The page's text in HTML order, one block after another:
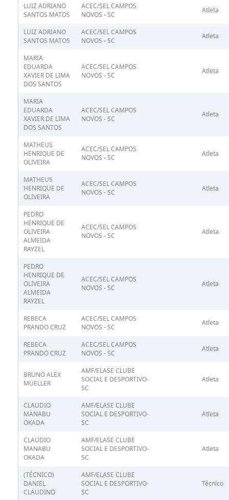
LUIZ ADRIANO
SANTOS MATOS
ACEC/SEL CAMPOS
NOVOS - SC
Atleta
LUIZ ADRIANO
SANTOS MATOS
ACEC/SEL CAMPOS
NOVOS - SC
Atleta
MARIA
EDUARDA
XAVIER DE LIMA
DOS SANTOS
ACEC/SEL CAMPOS
NOVOS - SC
Atleta
MARIA
EDUARDA
XAVIER DE LIMA
DOS SANTOS
ACEC/SEL CAMPOS
NOVOS - SC
Atleta
MATHEUS
HENRIQUE DE
OLIVEIRA
ACEC/SEL CAMPOS
NOVOS - SC
Atleta
MATHEUS
HENRIQUE DE
OLIVEIRA
ACEC/SEL CAMPOS
NOVOS - SC
Atleta
PEDRO
HENRIQUE DE
OLIVEIRA
ALMEIDA
RAYZEL
ACEC/SEL CAMPOS
NOVOS - SC
Atleta
PEDRO
HENRIQUE DE
OLIVEIRA
ALMEIDA
RAYZEL
ACEC/SEL CAMPOS
NOVOS - SC
Atleta
REBECA
PRANDO CRUZ
ACEC/SEL CAMPOS
NOVOS - SC
Atleta
REBECA
PRANDO CRUZ
ACEC/SEL CAMPOS
NOVOS - SC
Atleta
BRUNO ALEX
MUELLER
AMF/ELASE CLUBE
SOCIAL E DESPORTIVO-
SC
Atleta
CLAUDIO
MANABU
OKADA
AMF/ELASE CLUBE
SOCIAL E DESPORTIVO-
SC
Atleta
CLAUDIO
MANABU
OKADA
AMF/ELASE CLUBE
SOCIAL E DESPORTIVO-
SC
Atleta
(TÉCNICO)
DANIEL
CLAUDINO
AMF/ELASE CLUBE
SOCIAL E DESPORTIVO-
SC
Técnico